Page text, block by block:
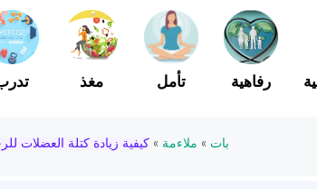
مغذ تأمل رفاهية
بات » ملاءمة » كيفية زيادة كتلة العضلات للرجل